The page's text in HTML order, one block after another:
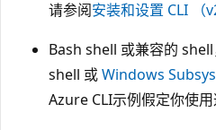
请参阅安装和设置 CLI （
Bash shell 或兼容的
shell 或Windows
Azure CLI示例假定你使用